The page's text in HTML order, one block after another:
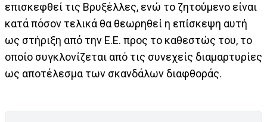
επισκεφθεί τις Βρυξέλλες, ενώ το ζητούμενο είναι
κατά πόσον τελικά θα θεωρηθεί η επίσκεψη αυτή
ως στήριξη από την Ε.Ε. προς το καθεστώς του, το
οποίο συγκλονίζεται από τις συνεχείς διαμαρτυρίες
ως αποτέλεσμα των σκανδάλων διαφθοράς.